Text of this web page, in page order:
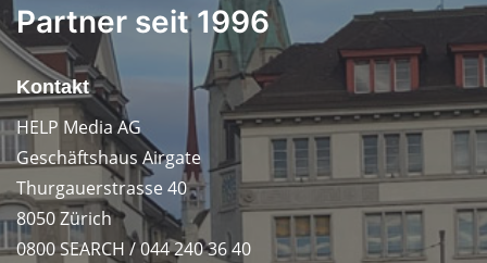
Partner seit 1996
Kontakt
HELP Media AG
Geschäftshaus Airgate
Thurgauerstrasse 40
8050 Zürich
0800 SEARCH / 044 240 36 40